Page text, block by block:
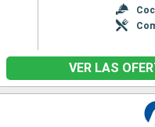
VER LAS